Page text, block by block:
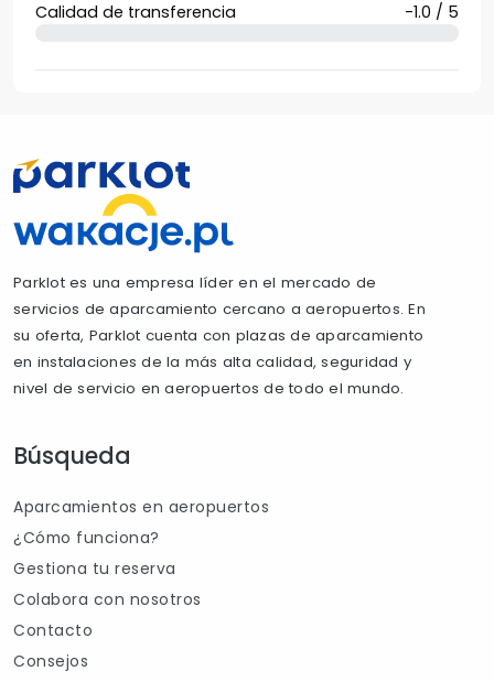
Calidad de transferencia -1.0 / 5
Parklot es una empresa líder en el mercado de
servicios de aparcamiento cercano a aeropuertos. En
su oferta, Parklot cuenta con plazas de aparcamiento
en instalaciones de la más alta calidad, seguridad y
nivel de servicio en aeropuertos de todo el mundo.
Búsqueda
Aparcamientos en aeropuertos
¿Cómo funciona?
Gestiona tu reserva
Colabora con nosotros
Contacto
Consejos